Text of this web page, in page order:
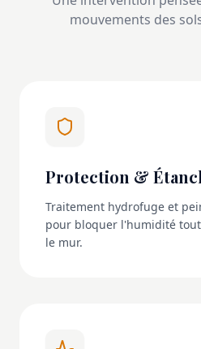
mouvements des
Protection &
Traitement hydrofuge et
pour bloquer l'humidité
le mur.